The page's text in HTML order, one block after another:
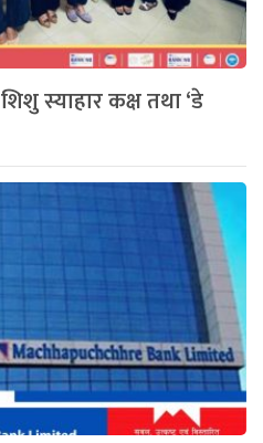
स्याहार कक्ष तथा ‘डे